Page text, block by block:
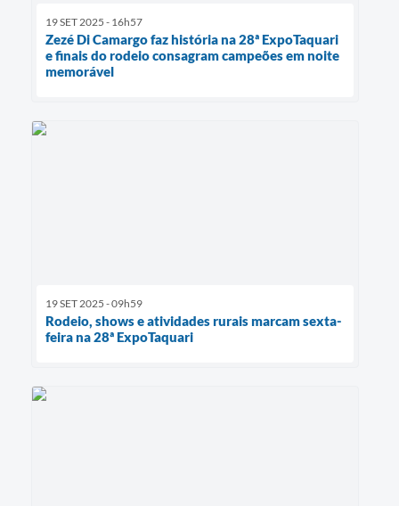
19 SET 2025 - 16h57
Zezé Di Camargo faz história na 28ª ExpoTaquari
e finais do rodeio consagram campeões em noite
memorável
19 SET 2025 - 09h59
Rodeio, shows e atividades rurais marcam sexta-
feira na 28ª ExpoTaquari